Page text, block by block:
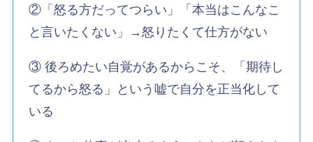
②「怒る方だってつらい」「本当はこんなこ
と言いたくない」→怒りたくて仕方がない
③ 後ろめたい自覚があるからこそ、「期待し
てるから怒る」という嘘で自分を正当化して
いる